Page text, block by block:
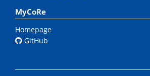
MyCoRe
Homepage
GitHub